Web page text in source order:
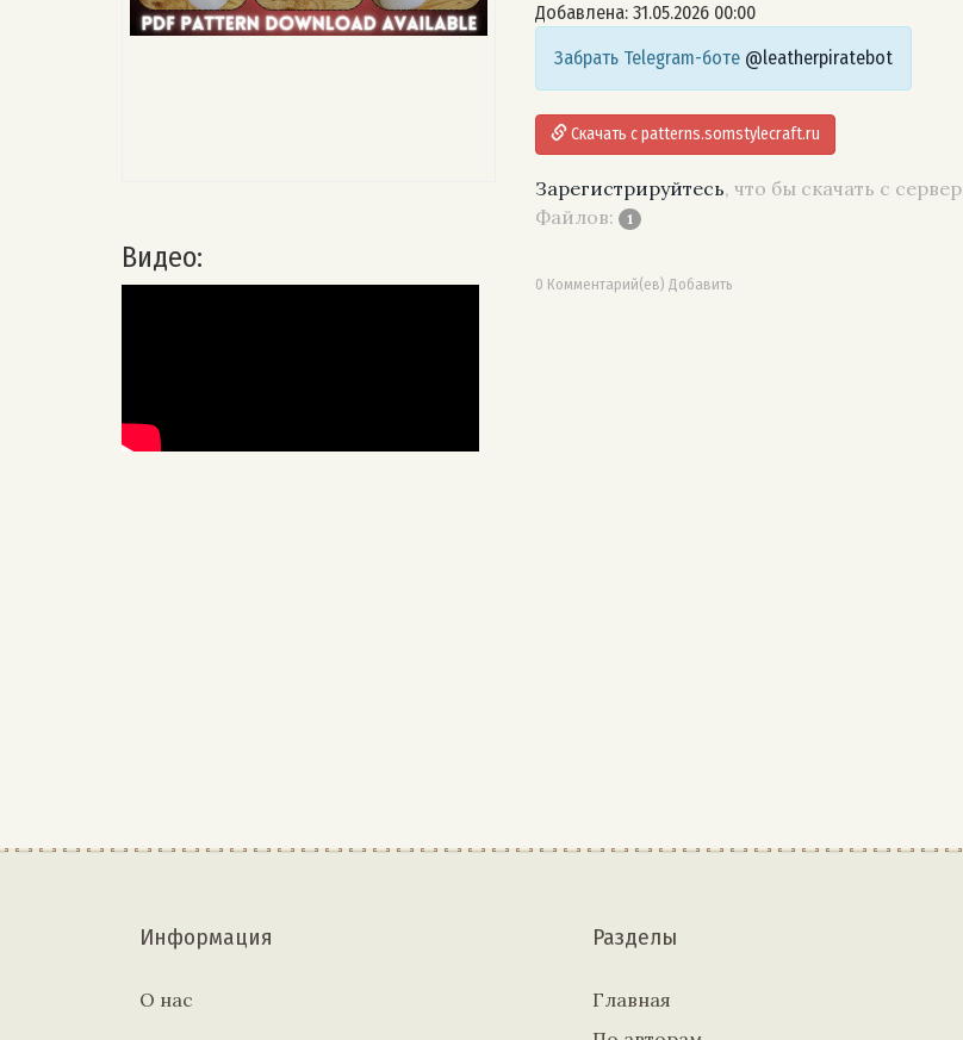
Видео:
Добавлена: 31.05.2026 00:00
Забрать Telegram-боте @leatherpiratebot
Скачать с patterns.somstylecraft.ru
Зарегистрируйтесь, что бы скачать с
Файлов:
1
0 Комментарий(ев) Добавить
Информация
О нас
Разделы
Главная